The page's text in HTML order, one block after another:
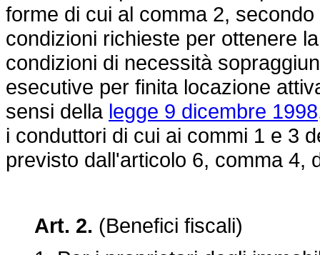
forme di cui al comma 2,
condizioni richieste per ottenere
condizioni di necessità
esecutive per finita locazione
sensi della legge 9 dicembre
i conduttori di cui ai commi 1 e 3
previsto dall'articolo 6, comma 4,
Art. 2. (Benefici fiscali)